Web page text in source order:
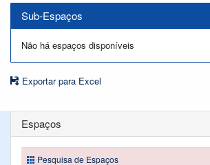
Sub-Espaços
Não há espaços disponíveis
Exportar para Excel
Espaços
Pesquisa de Espaços